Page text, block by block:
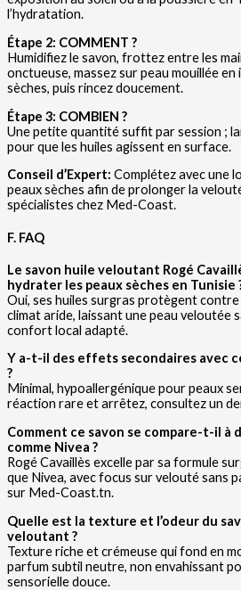
l’hydratation.
Étape 2: COMMENT ?
Humidifiez le savon, frottez entre les
onctueuse, massez sur peau mouillée
sèches, puis rincez doucement.
Étape 3: COMBIEN ?
Une petite quantité suffit par session ;
pour que les huiles agissent en surface.
Conseil d’Expert: Complétez avec une
peaux sèches afin de prolonger la
spécialistes chez Med-Coast.
F. FAQ
Le savon huile veloutant Rogé
hydrater les peaux sèches en Tunisie
Oui, ses huiles surgras protègent
climat aride, laissant une peau veloutée
confort local adapté.
Y a-t-il des effets secondaires avec
?
Minimal, hypoallergénique pour peaux
réaction rare et arrêtez, consultez un
Comment ce savon se compare-t-il à
comme Nivea ?
Rogé Cavaillès excelle par sa formule
que Nivea, avec focus sur velouté sans
sur Med-Coast.tn.
Quelle est la texture et l’odeur du
veloutant ?
Texture riche et crémeuse qui fond en
parfum subtil neutre, non envahissant
sensorielle douce.